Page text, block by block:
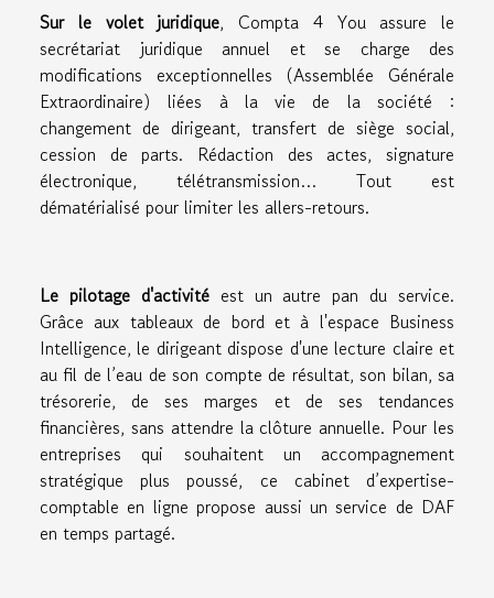
Sur le volet juridique, Compta 4 You assure le
secrétariat juridique annuel et se charge des
modifications exceptionnelles (Assemblée Générale
Extraordinaire) liées à la vie de la société :
changement de dirigeant, transfert de siège social,
cession de parts. Rédaction des actes, signature
électronique, télétransmission… Tout est
dématérialisé pour limiter les allers-retours.
Le pilotage d'activitéest un autre pan du service.
Grâce aux tableaux de bord et à l'espace Business
Intelligence, le dirigeant dispose d'une lecture claire et
au fil de l’eau de son compte de résultat, son bilan, sa
trésorerie, de ses marges et de ses tendances
financières, sans attendre la clôture annuelle. Pour les
entreprises qui souhaitent un accompagnement
stratégique plus poussé, ce cabinet d’expertise-
comptable en ligne propose aussi un service de DAF
en temps partagé.